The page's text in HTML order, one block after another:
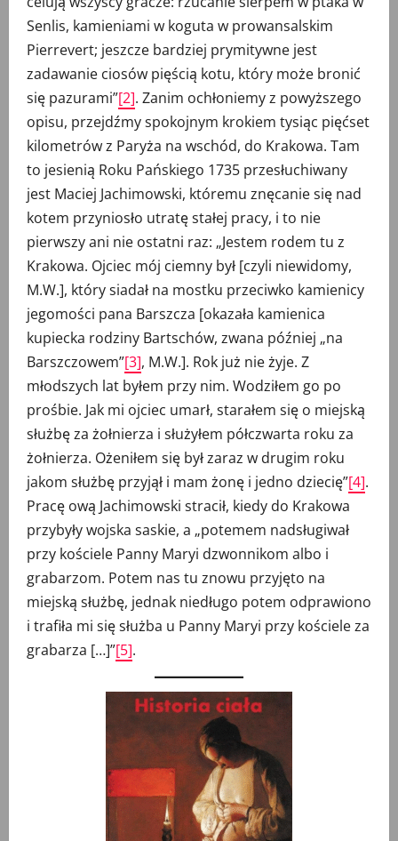
Senlis, kamieniami w koguta w prowansalskim
Pierrevert; jeszcze bardziej prymitywne jest
zadawanie ciosów pięścią kotu, który może bronić
się pazurami”[2]. Zanim ochłoniemy z powyższego
opisu, przejdźmy spokojnym krokiem tysiąc pięćset
kilometrów z Paryża na wschód, do Krakowa. Tam
to jesienią Roku Pańskiego 1735 przesłuchiwany
jest Maciej Jachimowski, któremu znęcanie się nad
kotem przyniosło utratę stałej pracy, i to nie
pierwszy ani nie ostatni raz: „Jestem rodem tu z
Krakowa. Ojciec mój ciemny był [czyli niewidomy,
M.W.], który siadał na mostku przeciwko kamienicy
jegomości pana Barszcza [okazała kamienica
kupiecka rodziny Bartschów, zwana później „na
Barszczowem”[3], M.W.]. Rok już nie żyje. Z
młodszych lat byłem przy nim. Wodziłem go po
prośbie. Jak mi ojciec umarł, starałem się o miejską
służbę za żołnierza i służyłem półczwarta roku za
żołnierza. Ożeniłem się był zaraz w drugim roku
jakom służbę przyjął i mam żonę i jedno dziecię”[4].
Pracę ową Jachimowski stracił, kiedy do Krakowa
przybyły wojska saskie, a „potemem nadsługiwał
przy kościele Panny Maryi dzwonnikom albo i
grabarzom. Potem nas tu znowu przyjęto na
miejską służbę, jednak niedługo potem odprawiono
i trafiła mi się służba u Panny Maryi przy kościele za
grabarza […]”[5].